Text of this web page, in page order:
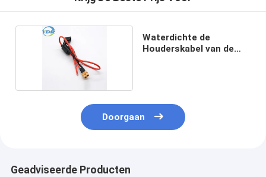
Waterdichte de
Houderskabel van de
Doorgaan
Geadviseerde Producten